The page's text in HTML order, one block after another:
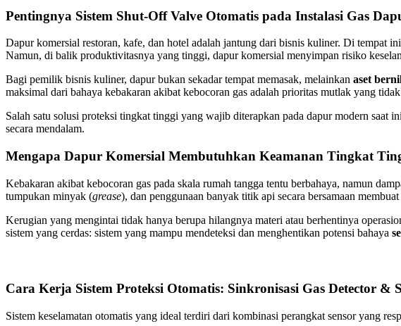
Pentingnya Sistem Shut-Off Valve Otomatis pada Instalasi Gas
Dapur komersial restoran, kafe, dan hotel adalah jantung dari bisnis kuliner. Di tempat
Namun, di balik produktivitasnya yang tinggi, dapur komersial menyimpan risiko
Bagi pemilik bisnis kuliner, dapur bukan sekadar tempat memasak, melainkan aset
maksimal dari bahaya kebakaran akibat kebocoran gas adalah prioritas mutlak yang
Salah satu solusi proteksi tingkat tinggi yang wajib diterapkan pada dapur modern saat
secara mendalam.
Mengapa Dapur Komersial Membutuhkan Keamanan Tingkat
Kebakaran akibat kebocoran gas pada skala rumah tangga tentu berbahaya, namun
tumpukan minyak (grease), dan penggunaan banyak titik api secara bersamaan
Kerugian yang mengintai tidak hanya berupa hilangnya materi atau berhentinya
sistem yang cerdas: sistem yang mampu mendeteksi dan menghentikan potensi bahaya
Cara Kerja Sistem Proteksi Otomatis: Sinkronisasi Gas Detector &
Sistem keselamatan otomatis yang ideal terdiri dari kombinasi perangkat sensor yang